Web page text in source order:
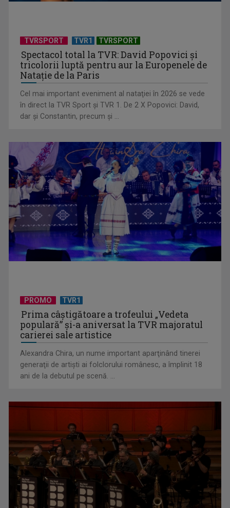
Spectacolul rezistenței, ambiției și performanței!
David Popovici atacă o performanţă istorică la Europene. În
TVRSPORT TVR1 TVRSPORT
Spectacol total la TVR: David Popovici și
tricolorii luptă pentru aur la Europenele de
Natație de la Paris
Cel mai important eveniment al nataţiei în 2026 se vede
în direct la TVR Sport şi TVR 1. De 2 X Popovici: David,
dar şi Constantin, precum şi ...
PROMO TVR1
Prima câştigătoare a trofeului „Vedeta
populară” şi-a aniversat la TVR majoratul
carierei sale artistice
Alexandra Chira, un nume important aparţinând tinerei
generaţii de artişti ai folclorului românesc, a împlinit 18
ani de la debutul pe scenă. ...